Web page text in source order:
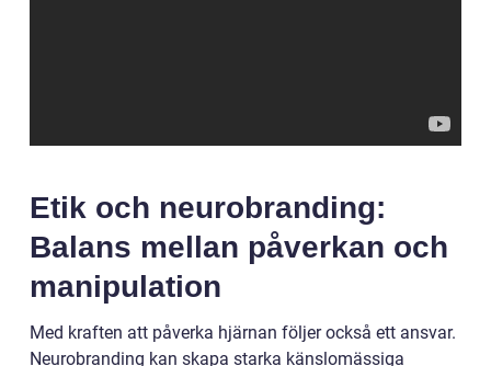
Etik och neurobranding:
Balans mellan påverkan och
manipulation
Med kraften att påverka hjärnan följer också ett ansvar.
Neurobranding kan skapa starka känslomässiga